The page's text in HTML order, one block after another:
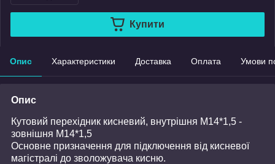
Купити
Опис Характеристики Доставка Оплата Умови
Опис
Кутовий перехідник кисневий, внутрішня М14*1,5 -
зовнішня М14*1,5
Основне призначення для підключення від кисневої
магістралі до зволожувача кисню.